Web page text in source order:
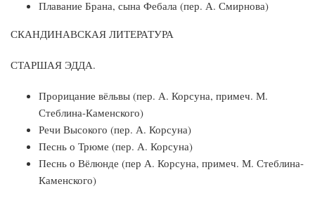
Плавание Брана, сына Фебала (пер. А. Смирнова)
СКАНДИНАВСКАЯ ЛИТЕРАТУРА
СТАРШАЯ ЭДДА.
Прорицание вёльвы (пер. А. Корсуна, примеч. М.
Стеблина-Каменского)
Речи Высокого (пер. А. Корсуна)
Песнь о Трюме (пер. А. Корсуна)
Песнь о Вёлюнде (пер А. Корсуна, примеч. М. Стеблина-
Каменского)